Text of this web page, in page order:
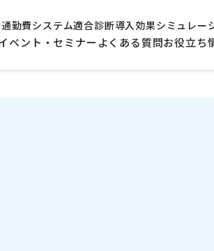
通勤費システム適合診断導入効果シミュレー
ベント・セミナー よくある質問お役立ち